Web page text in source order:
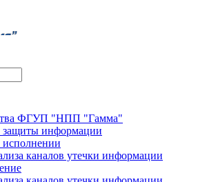
ФГУП "НПП "Гамма"
защиты информации
каналов утечки информации